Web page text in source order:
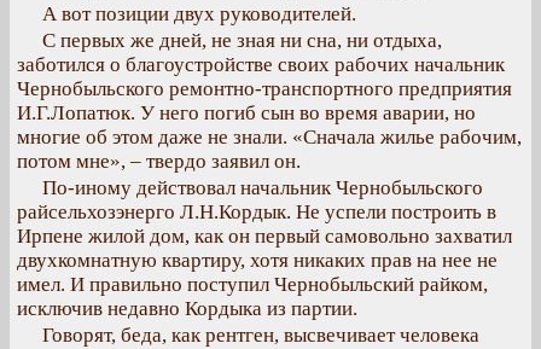
А вот позиции двух руководителей.
С первых же дней, не зная ни сна, ни отдыха,
заботился о благоустройстве своих рабочих начальник
Чернобыльского ремонтно-транспортного предприятия
И.Г.Лопатюк. У него погиб сын во время аварии, но
многие об этом даже не знали. «Сначала жилье рабочим,
потом мне», – твердо заявил он.
По-иному действовал начальник Чернобыльского
райсельхозэнерго Л.Н.Кордык. Не успели построить в
Ирпене жилой дом, как он первый самовольно захватил
двухкомнатную квартиру, хотя никаких прав на нее не
имел. И правильно поступил Чернобыльский райком,
исключив недавно Кордыка из партии.
Говорят, беда, как рентген, высвечивает человека